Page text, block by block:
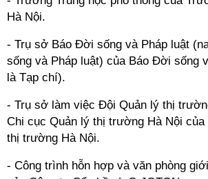
Hà Nội.
- Trụ sở Báo Đời sống và Pháp luật
sống và Pháp luật) của Báo Đời sống
là Tạp chí).
- Trụ sở làm việc Đội Quản lý thị
Chi cục Quản lý thị trường Hà Nội
thị trường Hà Nội.
- Công trình hỗn hợp và văn phòng